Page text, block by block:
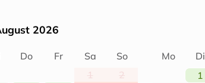
2026
Do Fr Sa
So
1
2
Mo Di
1